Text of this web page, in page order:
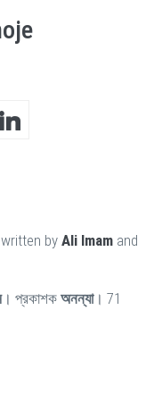
by Ali Imam and
। প্রকাশক অনন্যা। 71